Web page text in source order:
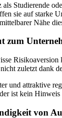
Studierende
sie auf starke
Nähe
zum
zuletzt dank
und attraktive
ist kein
von